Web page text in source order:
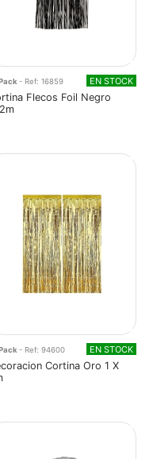
- Ref: 16859 EN STOCK
Flecos Foil Negro
- Ref: 94600 EN STOCK
Cortina Oro 1 X